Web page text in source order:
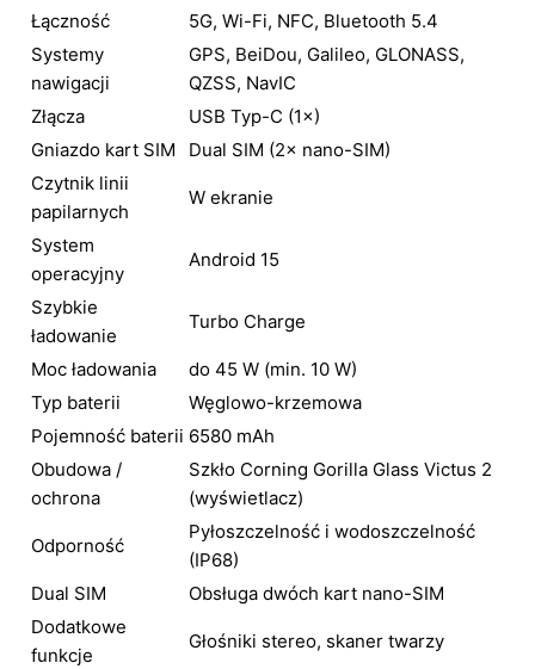
Łączność
5G, Wi-Fi, NFC, Bluetooth 5.4
Systemy
nawigacji
GPS, BeiDou, Galileo, GLONASS,
QZSS, NavIC
Złącza
USB Typ-C (1×)
Gniazdo kart SIM
Dual SIM (2× nano-SIM)
Czytnik linii
papilarnych
W ekranie
System
operacyjny
Android 15
Szybkie
ładowanie
Turbo Charge
Moc ładowania
do 45 W (min. 10 W)
Typ baterii
Węglowo-krzemowa
Pojemność baterii 6580 mAh
Obudowa /
ochrona
Szkło Corning Gorilla Glass Victus 2
(wyświetlacz)
Odporność
Pyłoszczelność i wodoszczelność
(IP68)
Dual SIM
Obsługa dwóch kart nano-SIM
Dodatkowe
funkcje
Głośniki stereo, skaner twarzy